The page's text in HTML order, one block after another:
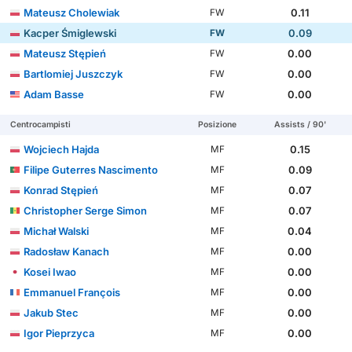
Mateusz Cholewiak
FW
0.11
Kacper Śmiglewski
FW
0.09
Mateusz Stępień
FW
0.00
Bartlomiej Juszczyk
FW
0.00
Adam Basse
FW 0.00
Centrocampisti Posizione Assists / 90'
Wojciech Hajda MF
0.15
Filipe Guterres Nascimento
MF
0.09
Konrad Stępień
MF
0.07
Christopher Serge Simon
MF
0.07
Michał Walski
MF
0.04
Radosław Kanach
MF
0.00
Kosei Iwao
MF
0.00
Emmanuel François
MF
0.00
Jakub Stec
MF
0.00
Igor Pieprzyca
MF 0.00